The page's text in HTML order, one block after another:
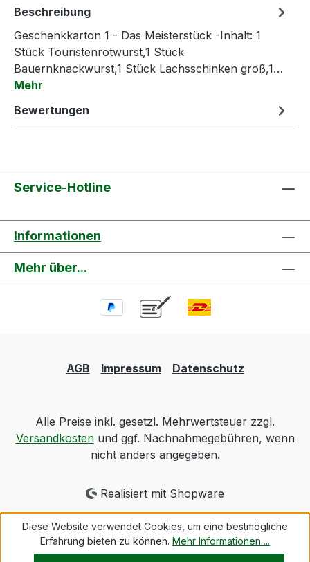
Beschreibung
Geschenkkarton 1 - Das Meisterstück -Inhalt: 1
Stück Touristenrotwurst,1 Stück
Bauernknackwurst,1 Stück Lachsschinken groß,1…
Mehr
Bewertungen
Service-Hotline
Informationen
Mehr über...
AGB Impressum Datenschutz
Alle Preise inkl. gesetzl. Mehrwertsteuer zzgl.
Versandkostenund ggf. Nachnahmegebühren, wenn
nicht anders angegeben.
Realisiert mit Shopware
Diese Website verwendet Cookies, um eine bestmögliche
Erfahrung bieten zu können. Mehr Informationen ...